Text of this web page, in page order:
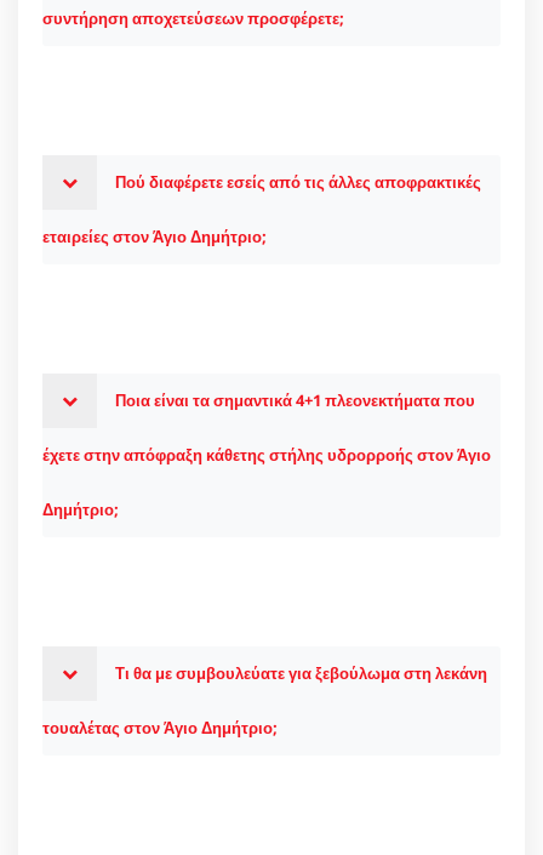
συντήρηση αποχετεύσεων προσφέρετε;
Πού διαφέρετε εσείς από τις άλλες αποφρακτικές
εταιρείες στον Άγιο Δημήτριο;
Ποια είναι τα σημαντικά 4+1 πλεονεκτήματα που
έχετε στην απόφραξη κάθετης στήλης υδρορροής στον Άγιο
Δημήτριο;
Τι θα με συμβουλεύατε για ξεβούλωμα στη λεκάνη
τουαλέτας στον Άγιο Δημήτριο;